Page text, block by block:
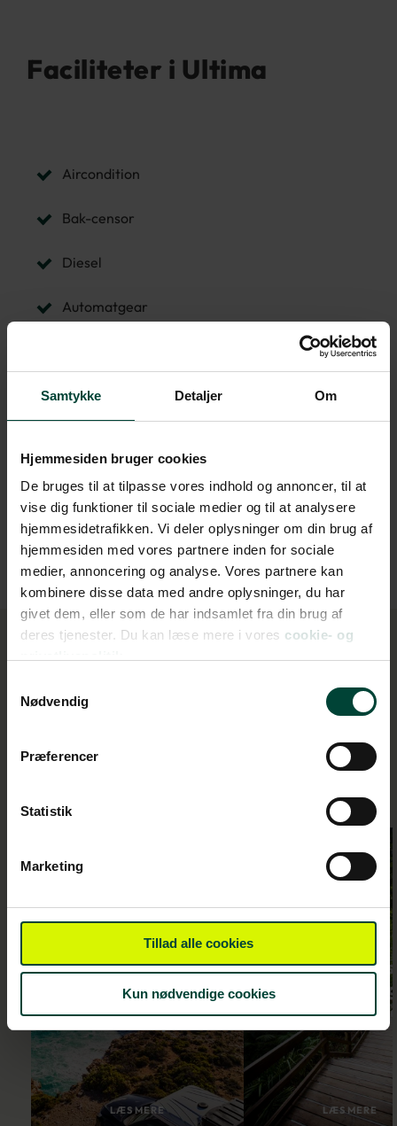
Samtykke Detaljer Om
Hjemmesiden bruger cookies
De bruges til at tilpasse vores indhold og annoncer, til at
vise dig funktioner til sociale medier og til at analysere
hjemmesidetrafikken. Vi deler oplysninger om din brug af
hjemmesiden med vores partnere inden for sociale
medier, annoncering og analyse. Vores partnere kan
kombinere disse data med andre oplysninger, du har
givet dem, eller som de har indsamlet fra din brug af
deres tjenester. Du kan læse mere i vores cookie- og
Nødvendig
Præferencer
Statistik
Marketing
Tillad alle cookies
Kun nødvendige cookies
Faciliteter i Ultima
Aircondition
Bak-censor
Diesel
Automatgear
Gaskomfur
Toilet/bruser
Udvendig grill
Rejseforslag i autocamper
Adelaide - 2
uger i
autocamper
LÆS MERE
Den
østkyst - 3
i
LÆS MERE